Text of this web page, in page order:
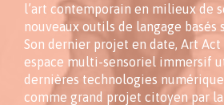
l’art contemporain en milieux de
nouveaux outils de langage basés
Son dernier projet en date, Art Act
espace multi-sensoriel immersif
dernières technologies
comme grand projet citoyen par